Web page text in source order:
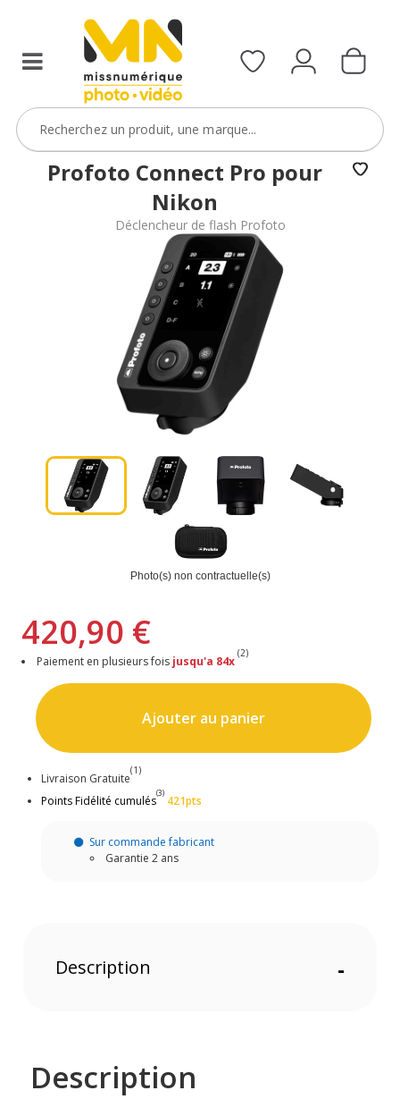
Profoto Connect Pro pour
Nikon
Déclencheur de flash Profoto
Photo(s) non contractuelle(s)
420,90 €
Paiement en plusieurs fois jusqu'a 84x
(2)
Ajouter au panier
Livraison Gratuite
(1)
Points Fidélité cumulés
(3)
421pts
Sur commande fabricant
Garantie 2 ans
Description -
Description